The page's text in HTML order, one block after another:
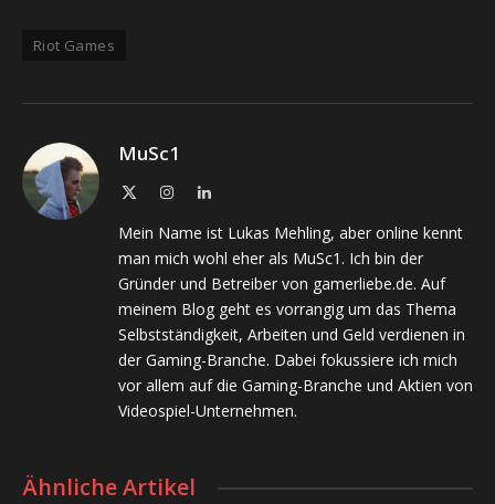
Riot Games
MuSc1
InstagramLinkedIn
Mein Name ist Lukas Mehling, aber online kennt
man mich wohl eher als MuSc1. Ich bin der
Gründer und Betreiber von gamerliebe.de. Auf
meinem Blog geht es vorrangig um das Thema
Selbstständigkeit, Arbeiten und Geld verdienen in
der Gaming-Branche. Dabei fokussiere ich mich
vor allem auf die Gaming-Branche und Aktien von
Videospiel-Unternehmen.
Ähnliche Artikel